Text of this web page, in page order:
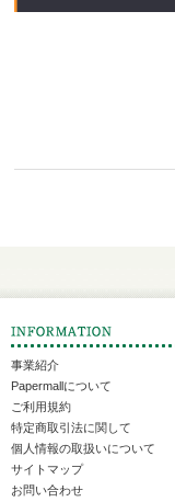
事業紹介
Papermallについて
ご利用規約
特定商取引法に関して
個人情報の取扱いについて
サイトマップ
お問い合わせ